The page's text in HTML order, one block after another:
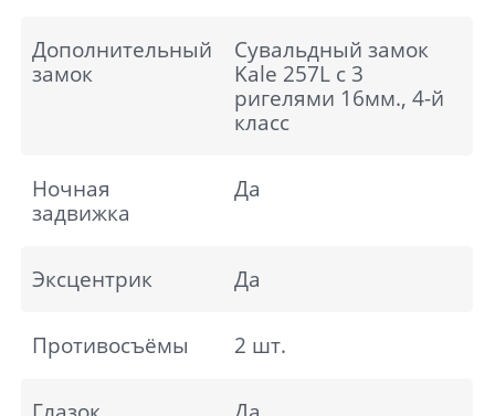
Дополнительный
замок
Сувальдный замок
Kale 257L с 3
ригелями 16мм., 4-й
класс
Ночная
задвижка
Да
Эксцентрик Да
Противосъёмы 2 шт.